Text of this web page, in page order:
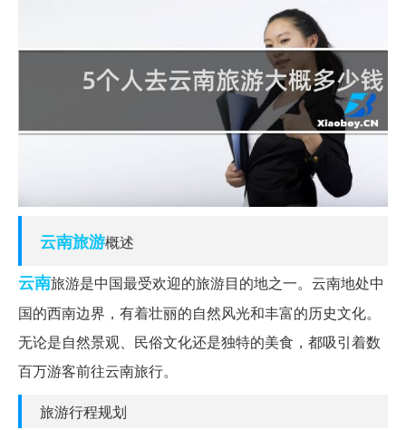
云南旅游概述
云南旅游是中国最受欢迎的旅游目的地之一。云南地处中
国的西南边界，有着壮丽的自然风光和丰富的历史文化。
无论是自然景观、民俗文化还是独特的美食，都吸引着数
百万游客前往云南旅行。
旅游行程规划